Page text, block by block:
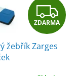
Z
D
A
ZDARMA
žebřík Zarges